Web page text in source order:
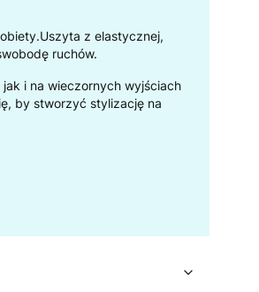
z elastycznej,
ruchów.
i na wieczornych wyjściach
by stworzyć stylizację na